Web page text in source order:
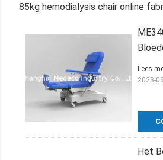
85kg hemodialysis chair online
Lees
2023-
Het